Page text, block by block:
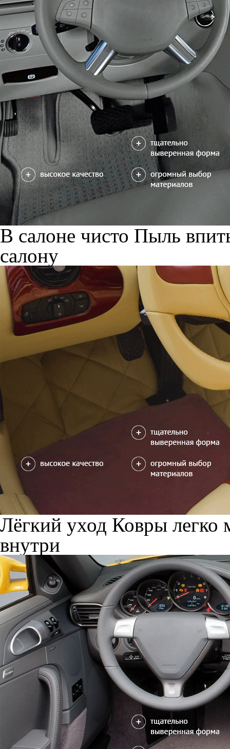
В салоне чисто Пыль
салону
Лёгкий уход Ковры легко
внутри